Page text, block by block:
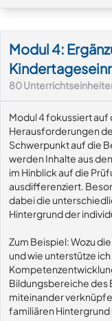
Modul 4:
80
Modul 4 fokussiert auf
Herausforderungen
Schwerpunkt auf die
werden Inhalte aus
im Hinblick auf die
ausdifferenziert.
dabei die
Hintergrund der
Zum Beispiel: Wozu
und wie unterstütze
Bildungsbereiche des
miteinander
familiären Hintergrund